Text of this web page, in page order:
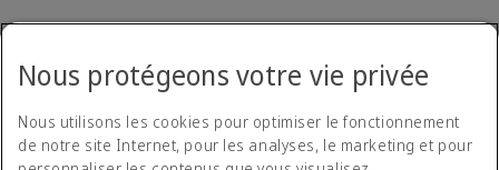
Nous protégeons votre vie privée
Nous utilisons les cookies pour optimiser le fonctionnement
de notre site Internet, pour les analyses, le marketing et pour